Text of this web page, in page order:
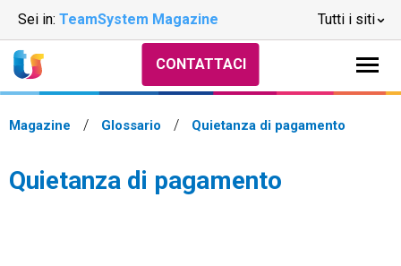
Sei in: TeamSystem Magazine Tutti i siti
CONTATTACI
Magazine Glossario Quietanza di pagamento
Quietanza di pagamento